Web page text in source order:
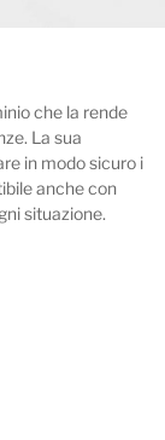
che la rende
La sua
in modo sicuro i
anche con
situazione.